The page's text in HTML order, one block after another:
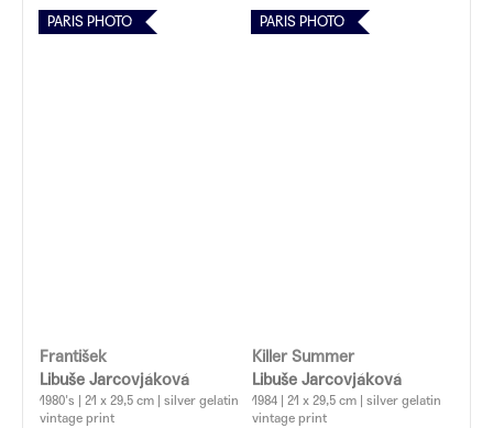
PARIS PHOTO
František
Libuše Jarcovjáková
1980's | 21 x 29,5 cm | silver gelatin
vintage print
PARIS PHOTO
Killer Summer
Libuše Jarcovjáková
1984 | 21 x 29,5 cm | silver gelatin
vintage print